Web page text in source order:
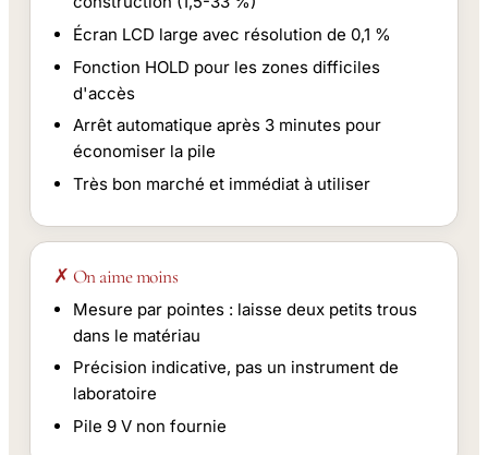
Écran LCD large avec résolution de 0,1 %
Fonction HOLD pour les zones difficiles
d'accès
Arrêt automatique après 3 minutes pour
économiser la pile
Très bon marché et immédiat à utiliser
✗ On aime moins
Mesure par pointes : laisse deux petits trous
dans le matériau
Précision indicative, pas un instrument de
laboratoire
Pile 9 V non fournie